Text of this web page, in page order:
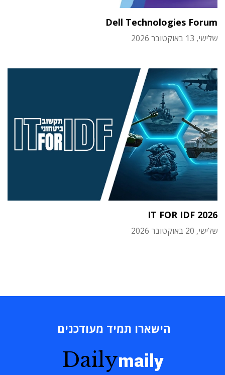
Dell Technologies Forum
שלישי, 13 באוקטובר 2026
IT FOR IDF 2026
שלישי, 20 באוקטובר 2026
הישארו תמיד מעודכנים
Dailymaily